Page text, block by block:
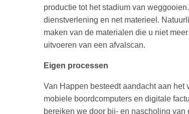
productie tot het stadium van
dienstverlening en net materieel.
maken van de materialen die u niet
uitvoeren van een afvalscan.
Eigen processen
Van Happen besteedt aandacht aan
mobiele boordcomputers en digitale
bereiken we door bij- en nascholing